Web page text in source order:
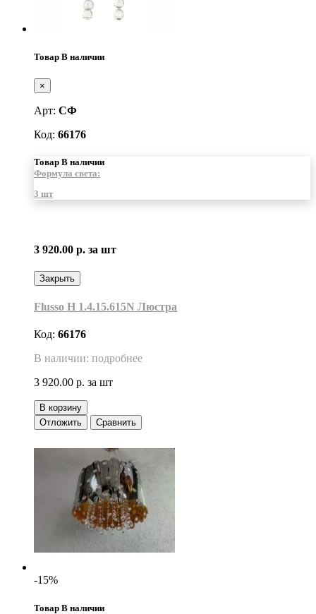
Товар В наличии
×
Арт: СФ
Код: 66176
Товар В наличии
Формула света:
3 шт
3 920.00 р. за шт
Закрыть
Flusso H 1.4.15.615N Люстра
Код: 66176
В наличии: подробнее
3 920.00 р. за шт
В корзину
Отложить
Сравнить
-15%
Товар В наличии